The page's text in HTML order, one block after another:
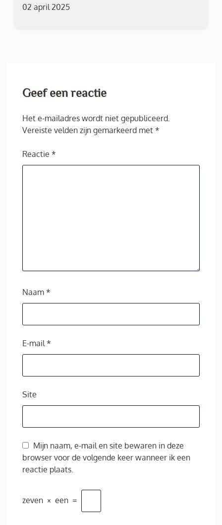
02 april 2025
Geef een reactie
Het e-mailadres wordt niet gepubliceerd.
Vereiste velden zijn gemarkeerd met *
Reactie *
Naam *
E-mail *
Site
Mijn naam, e-mail en site bewaren in deze
browser voor de volgende keer wanneer ik een
reactie plaats.
zeven × een =